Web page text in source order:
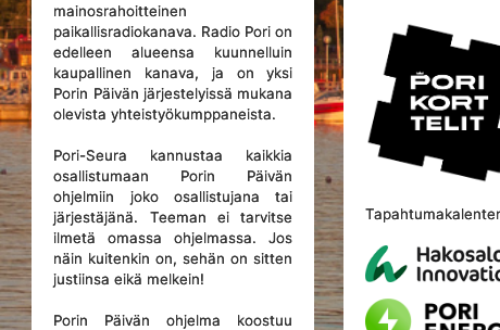
mainosrahoitteinen
paikallisradiokanava. Radio Pori on
edelleen alueensa kuunnelluin
kaupallinen kanava, ja on yksi
Porin Päivän järjestelyissä mukana
olevista yhteistyökumppaneista.
Pori-Seura kannustaa kaikkia
osallistumaan Porin Päivän
ohjelmiin joko osallistujana tai
järjestäjänä. Teeman ei tarvitse
ilmetä omassa ohjelmassa. Jos
näin kuitenkin on, sehän on sitten
justiinsa eikä melkein!
Porin Päivän ohjelma koostuu